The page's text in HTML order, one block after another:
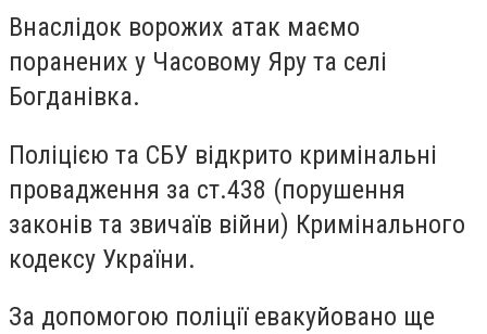
Внаслідок ворожих атак маємо
поранених у Часовому Яру та селі
Богданівка.
Поліцією та СБУ відкрито кримінальні
провадження за ст.438 (порушення
законів та звичаїв війни) Кримінального
кодексу України.
За допомогою поліції евакуйовано ще